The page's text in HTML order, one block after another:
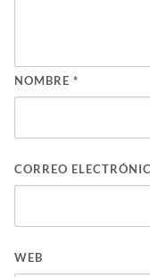
NOMBRE *
CORREO
WEB